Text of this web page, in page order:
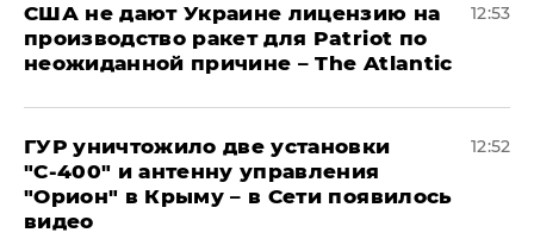
США не дают Украине лицензию на
производство ракет для Patriot по
неожиданной причине – The Atlantic
12:53
ГУР уничтожило две установки
"С‑400" и антенну управления
"Орион" в Крыму – в Сети появилось
видео
12:52